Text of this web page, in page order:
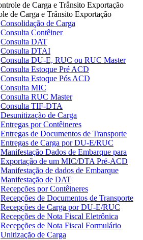
de Carga e Trânsito Exportação
de Carga e Trânsito Exportação
Consolidação de Carga
Consulta Contêiner
Consulta DAT
Consulta DTAI
Consulta DU-E, RUC ou RUC Master
Consulta Estoque Pré ACD
Consulta Estoque Pós ACD
Consulta MIC
Consulta RUC Master
Consulta TIF-DTA
Desunitização de Carga
Entregas por Contêineres
Entregas de Documentos de Transporte
Entregas de Carga por DU-E/RUC
Manifestação Dados de Embarque para
Exportação de um MIC/DTA Pré-ACD
Manifestação de dados de Embarque
Manifestação de DAT
Recepções por Contêineres
Recepções de Documentos de Transporte
Recepções de Carga por DU-E/RUC
Recepções de Nota Fiscal Eletrônica
Recepções de Nota Fiscal Formulário
Unitização de Carga